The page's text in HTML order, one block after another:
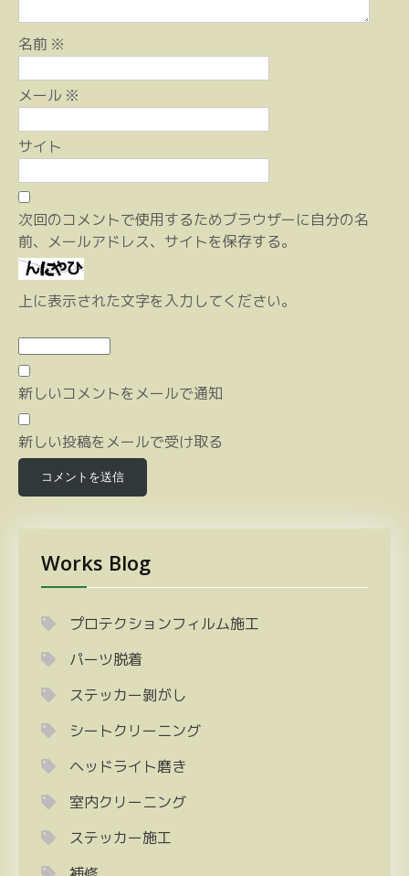
名前 ※
メール ※
サイト
次回のコメントで使用するためブラウザーに自分の名
前、メールアドレス、サイトを保存する。
上に表示された文字を入力してください。
新しいコメントをメールで通知
新しい投稿をメールで受け取る
Works Blog
プロテクションフィルム施工
パーツ脱着
ステッカー剝がし
シートクリーニング
ヘッドライト磨き
室内クリーニング
ステッカー施工